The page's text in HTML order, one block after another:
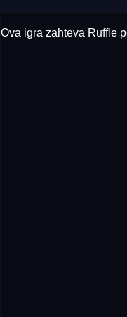
Ova igra zahteva Ruffle